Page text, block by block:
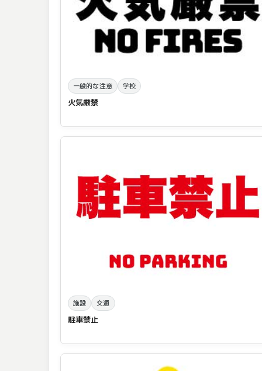
一般的な注意 学校
火気厳禁
施設 交通
駐車禁止